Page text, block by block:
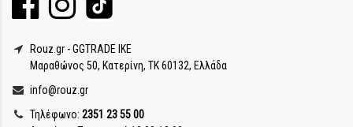
Rouz.gr - GGTRADE IKE
Μαραθώνος 50, Κατερίνη, ΤΚ 60132, Ελλάδα
info@rouz.gr
Τηλέφωνο: 2351 23 55 00